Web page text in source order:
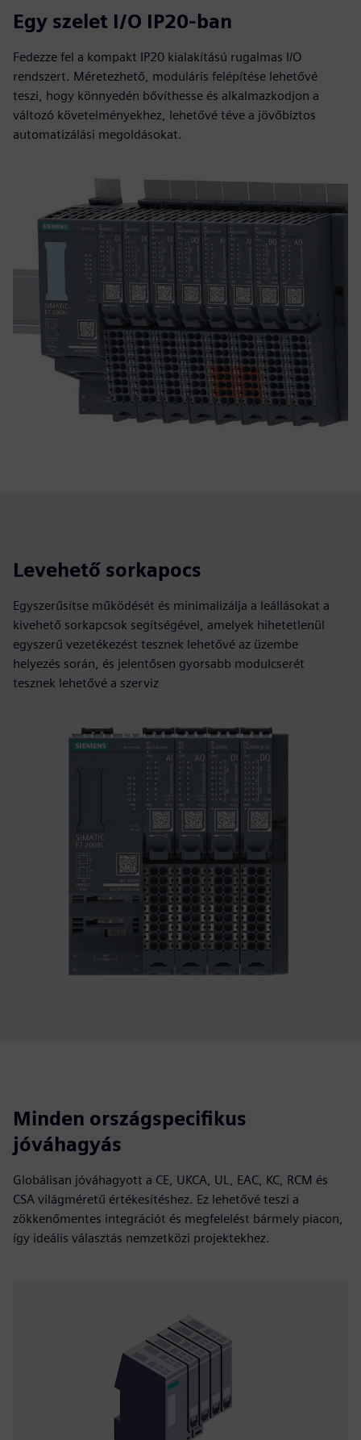
Egy szelet I/O IP20-ban
Fedezze fel a kompakt IP20 kialakítású rugalmas I/O
rendszert. Méretezhető, moduláris felépítése lehetővé
teszi, hogy könnyedén bővíthesse és alkalmazkodjon a
változó követelményekhez, lehetővé téve a jövőbiztos
automatizálási megoldásokat.
Levehető sorkapocs
Egyszerűsítse működését és minimalizálja a leállásokat a
kivehető sorkapcsok segítségével, amelyek hihetetlenül
egyszerű vezetékezést tesznek lehetővé az üzembe
helyezés során, és jelentősen gyorsabb modulcserét
tesznek lehetővé a szerviz
Minden országspecifikus
jóváhagyás
Globálisan jóváhagyott a CE, UKCA, UL, EAC, KC, RCM és
CSA világméretű értékesítéshez. Ez lehetővé teszi a
zökkenőmentes integrációt és megfelelést bármely piacon,
így ideális választás nemzetközi projektekhez.